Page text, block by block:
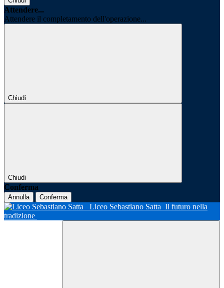
Attendere...
Attendere il completamento dell'operazione...
Chiudi
Chiudi
Conferma
Annulla Conferma
Liceo Sebastiano Satta Il futuro nella
tradizione